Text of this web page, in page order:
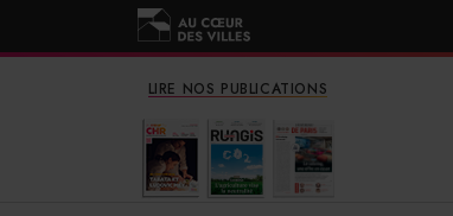
LIRE NOS PUBLICATIONS